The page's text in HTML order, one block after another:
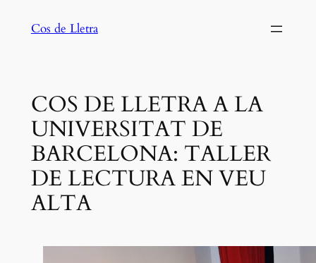
Cos de Lletra
COS DE LLETRA A LA
UNIVERSITAT DE
BARCELONA: TALLER
DE LECTURA EN VEU
ALTA